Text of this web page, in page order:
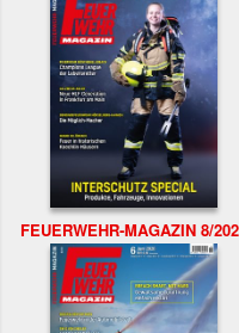
FEUERWEHR-MAGAZIN 8/